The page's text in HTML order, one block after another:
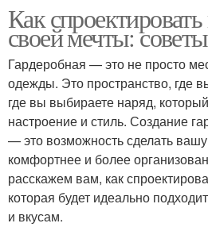
Как
своей мечты:
Гардеробная — это не просто
одежды. Это пространство, где
где вы выбираете наряд,
настроение и стиль. Создание
— это возможность сделать
комфортнее и более
расскажем вам, как
которая будет идеально
и вкусам.